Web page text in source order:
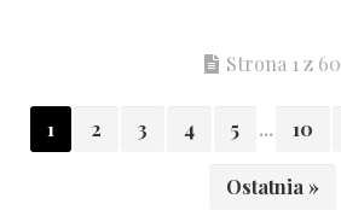
Strona 1 z 60
1 2 3 4 5 ... 10
Ostatnia »